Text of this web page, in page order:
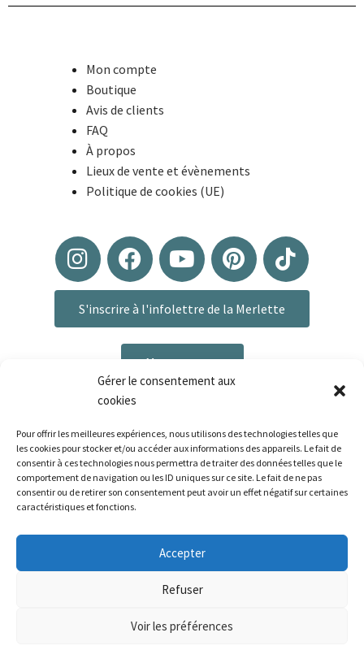
Gérer le consentement aux
cookies
Pour offrir les meilleures expériences, nous utilisons des technologies telles que
les cookies pour stocker et/ou accéder aux informations des appareils. Le fait de
consentir à ces technologies nous permettra de traiter des données telles que le
comportement de navigation ou les ID uniques sur ce site. Le fait de ne pas
consentir ou de retirer son consentement peut avoir un effet négatif sur certaines
caractéristiques et fonctions.
Accepter
Refuser
Voir les préférences
Bonjour ! Le délai de préparation de vos commandes
est de 3 à 6 jours ouvrés. La livraison est disponible via La
Poste, ou Mondial Relay pour les pays concernés.
Mon compte
Boutique
Avis de clients
FAQ
À propos
Lieux de vente et évènements
Politique de cookies (UE)
S'inscrire à l'infolettre de la Merlette
Me contacter
Plan du site|Mentions légales
CGV
La Palette de la Merlette - 2026 | Réalisé par La Palette de la